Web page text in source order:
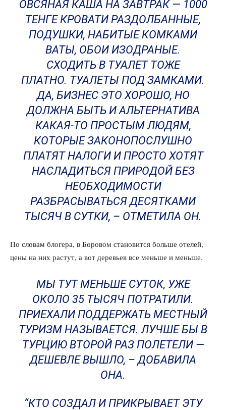
ОВСЯНАЯ КАША НА ЗАВТРАК — 1000
ТЕНГЕ КРОВАТИ РАЗДОЛБАННЫЕ,
ПОДУШКИ, НАБИТЫЕ КОМКАМИ
ВАТЫ, ОБОИ ИЗОДРАНЫЕ.
СХОДИТЬ В ТУАЛЕТ ТОЖЕ
ПЛАТНО. ТУАЛЕТЫ ПОД ЗАМКАМИ.
ДА, БИЗНЕС ЭТО ХОРОШО, НО
ДОЛЖНА БЫТЬ И АЛЬТЕРНАТИВА
КАКАЯ-ТО ПРОСТЫМ ЛЮДЯМ,
КОТОРЫЕ ЗАКОНОПОСЛУШНО
ПЛАТЯТ НАЛОГИ И ПРОСТО ХОТЯТ
НАСЛАДИТЬСЯ ПРИРОДОЙ БЕЗ
НЕОБХОДИМОСТИ
РАЗБРАСЫВАТЬСЯ ДЕСЯТКАМИ
ТЫСЯЧ В СУТКИ, – ОТМЕТИЛА ОН.
По словам блогера, в Боровом становится больше отелей,
цены на них растут, а вот деревьев все меньше и меньше.
МЫ ТУТ МЕНЬШЕ СУТОК, УЖЕ
ОКОЛО 35 ТЫСЯЧ ПОТРАТИЛИ.
ПРИЕХАЛИ ПОДДЕРЖАТЬ МЕСТНЫЙ
ТУРИЗМ НАЗЫВАЕТСЯ. ЛУЧШЕ БЫ В
ТУРЦИЮ ВТОРОЙ РАЗ ПОЛЕТЕЛИ —
ДЕШЕВЛЕ ВЫШЛО, – ДОБАВИЛА
ОНА.
“КТО СОЗДАЛ И ПРИКРЫВАЕТ ЭТУ